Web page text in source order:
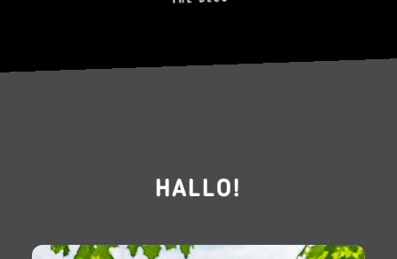
HALLO!